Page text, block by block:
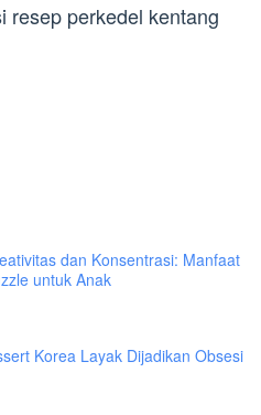
resep perkedel kentang
dan Konsentrasi: Manfaat
untuk Anak
Korea Layak Dijadikan Obsesi